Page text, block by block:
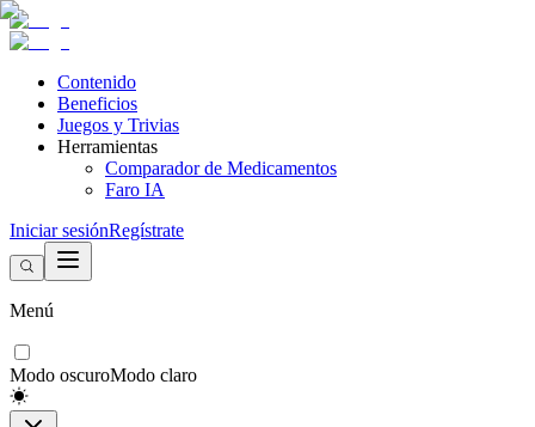
Contenido
Beneficios
Juegos y Trivias
Herramientas
Comparador de Medicamentos
Faro IA
Iniciar sesiónRegístrate
Menú
Modo oscuroModo claro